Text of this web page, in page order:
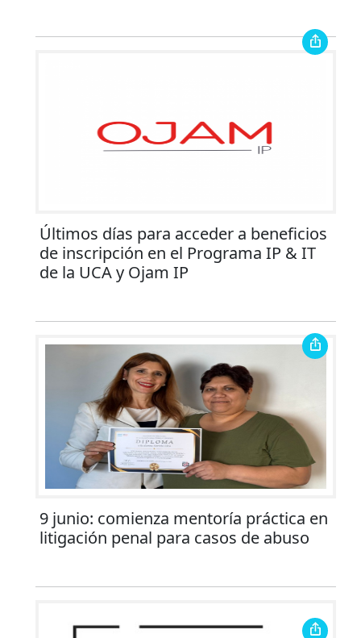
Últimos días para acceder a beneficios
de inscripción en el Programa IP & IT
de la UCA y Ojam IP
9 junio: comienza mentoría práctica en
litigación penal para casos de abuso